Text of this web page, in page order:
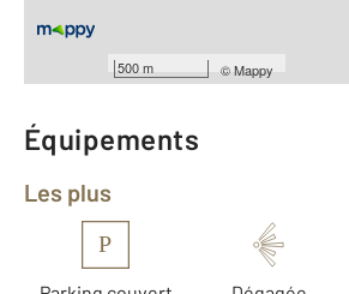
500 m ©Mappy
Type de construction : Traditionnelle
Année construction : 1970
Équipements
Les plus
P